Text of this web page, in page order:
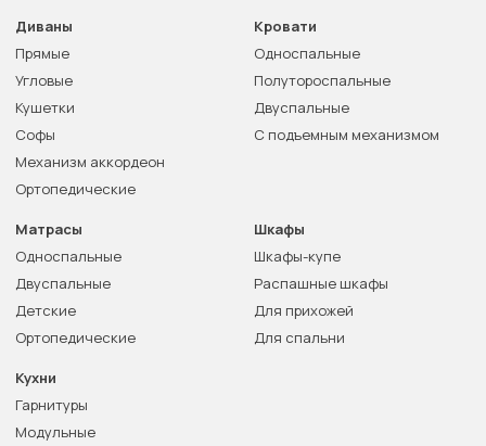
Диваны
Прямые
Угловые
Кушетки
Софы
Механизм аккордеон
Ортопедические
Кровати
Односпальные
Полутороспальные
Двуспальные
С подъемным механизмом
Матрасы
Односпальные
Двуспальные
Детские
Ортопедические
Шкафы
Шкафы-купе
Распашные шкафы
Для прихожей
Для спальни
Кухни
Гарнитуры
Модульные